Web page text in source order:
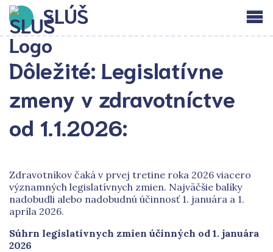
SLÚŠ
Dôležité: Legislatívne
zmeny v zdravotníctve
od 1.1.2026:
Zdravotníkov čaká v prvej tretine roka 2026 viacero
významných legislatívnych zmien. Najväčšie balíky
nadobudli alebo nadobudnú účinnosť 1. januára a 1.
apríla 2026.
Súhrn legislatívnych zmien účinných od 1. januára
2026